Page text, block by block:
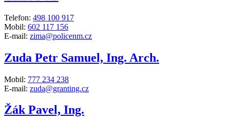
Telefon: 498 100 917
Mobil: 602 117 156
E-mail: zima@policenm.cz
Zuda Petr Samuel, Ing. Arch.
Mobil: 777 234 238
E-mail: zuda@granting.cz
Žák Pavel, Ing.